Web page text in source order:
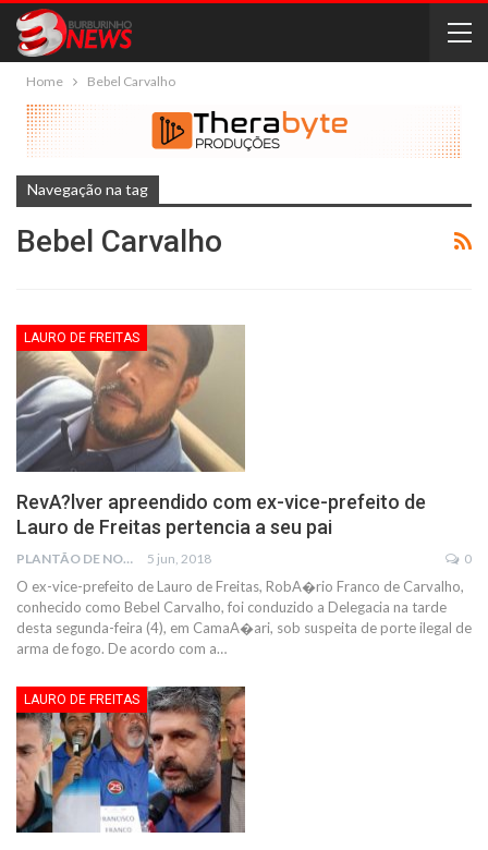
Home Bebel Carvalho
Navegação na tag
Bebel Carvalho
LAURO DE FREITAS
RevA?lver apreendido com ex-vice-prefeito de
Lauro de Freitas pertencia a seu pai
PLANTÃO DE NOTÍCIAS 5 jun, 2018 0
O ex-vice-prefeito de Lauro de Freitas, RobA�rio Franco de Carvalho,
conhecido como Bebel Carvalho, foi conduzido a Delegacia na tarde
desta segunda-feira (4), em CamaA�ari, sob suspeita de porte ilegal de
arma de fogo. De acordo com a…
LAURO DE FREITAS